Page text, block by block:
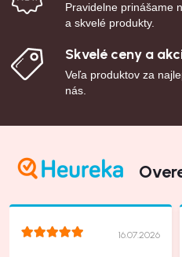
Pravidelne prinášame
a skvelé produkty.
Skvelé ceny a
Veľa produktov za
nás.
16.07.2026